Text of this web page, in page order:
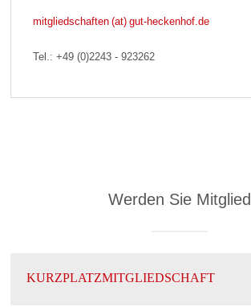
mitgliedschaften (at) gut-heckenhof.de
Tel.: +49 (0)2243 - 923262
Werden Sie Mitglied
KURZPLATZMITGLIEDSCHAFT